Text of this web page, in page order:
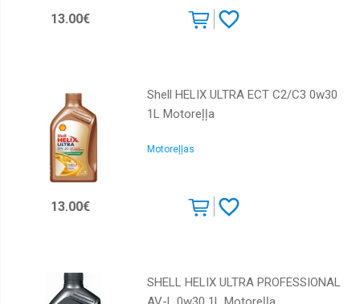
13.00€
Shell HELIX ULTRA ECT C2/C3 0w30
1L Motoreļļa
Motoreļļas
13.00€
SHELL HELIX ULTRA PROFESSIONAL